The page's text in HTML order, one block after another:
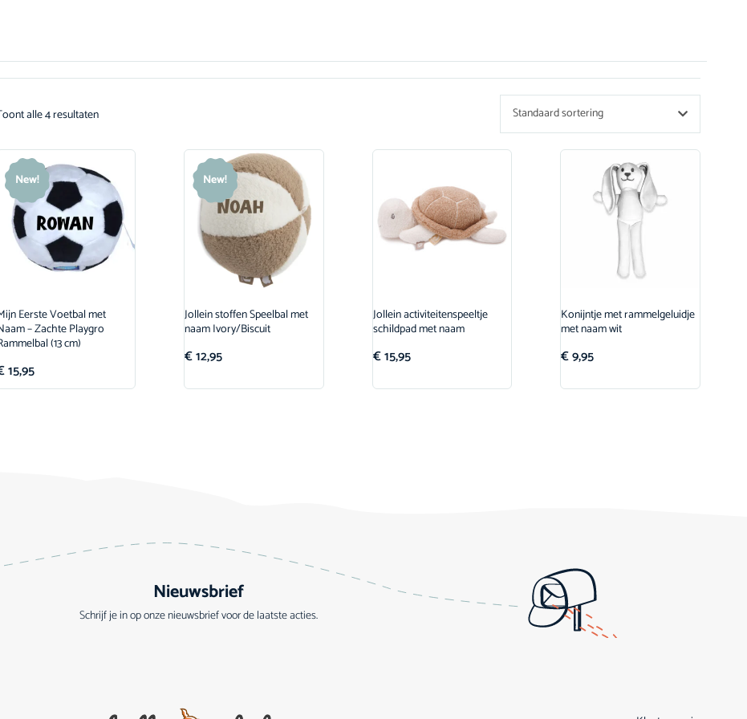
alle 4 resultaten Standaard sortering
New!
Eerste Voetbal met
– Zachte Playgro
(13 cm)
15,95
New!
Jollein stoffen Speelbal met
naam Ivory/Biscuit
€12,95
Jollein activiteitenspeeltje
schildpad met naam
€15,95
Konijntje met rammelgeluidje
met naam wit
€9,95
Nieuwsbrief
Schrijf je in op onze nieuwsbrief voor de laatste acties.